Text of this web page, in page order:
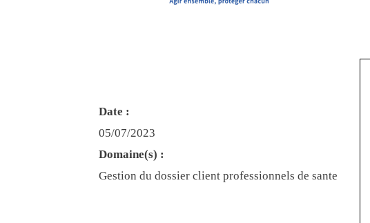
Date :
05/07/2023
Domaine(s) :
Gestion du dossier client professionnels de sante